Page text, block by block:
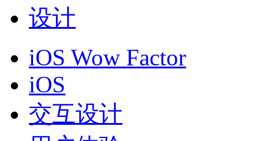
设计
iOS Wow Factor
iOS
交互设计